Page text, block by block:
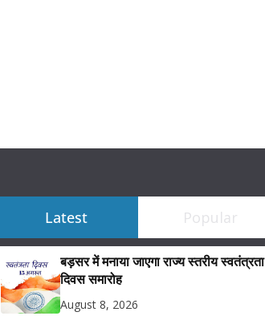
Latest Popular
बड़सर में मनाया जाएगा राज्य स्तरीय स्वतंत्रता
दिवस समारोह
August 8, 2026